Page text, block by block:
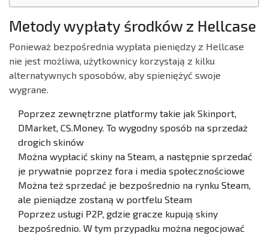
Metody wypłaty środków z Hellcase
Ponieważ bezpośrednia wypłata pieniędzy z Hellcase
nie jest możliwa, użytkownicy korzystają z kilku
alternatywnych sposobów, aby spieniężyć swoje
wygrane.
Poprzez zewnętrzne platformy takie jak Skinport,
DMarket, CS.Money. To wygodny sposób na sprzedaż
drogich skinów
Można wypłacić skiny na Steam, a następnie sprzedać
je prywatnie poprzez fora i media społecznościowe
Można też sprzedać je bezpośrednio na rynku Steam,
ale pieniądze zostaną w portfelu Steam
Poprzez usługi P2P, gdzie gracze kupują skiny
bezpośrednio. W tym przypadku można negocjować